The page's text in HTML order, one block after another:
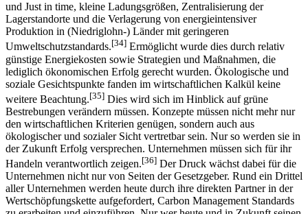
Gekennzeichnet sind die Supply Chain Strategien und Konzepte der
letzten Jahrzehnte vor allem durch Konzepte wie Just in Sequence
und Just in time, kleine Ladungsgrößen, Zentralisierung der
Lagerstandorte und die Verlagerung von energieintensiver
Produktion in (Niedriglohn-) Länder mit geringeren
Umweltschutzstandards. [34]Ermöglicht wurde dies durch relativ
günstige Energiekosten sowie Strategien und Maßnahmen, die
lediglich ökonomischen Erfolg gerecht wurden. Ökologische und
soziale Gesichtspunkte fanden im wirtschaftlichen Kalkül keine
weitere Beachtung.[35]Dies wird sich im Hinblick auf grüne
Bestrebungen verändern müssen. Konzepte müssen nicht mehr nur
den wirtschaftlichen Kriterien genügen, sondern auch aus
ökologischer und sozialer Sicht vertretbar sein. Nur so werden sie in
der Zukunft Erfolg versprechen. Unternehmen müssen sich für ihr
Handeln verantwortlich zeigen.[36]Der Druck wächst dabei für die
Unternehmen nicht nur von Seiten der Gesetzgeber. Rund ein Drittel